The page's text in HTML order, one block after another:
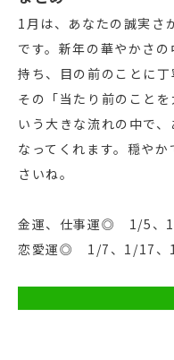
1月は、あなたの誠実さ
です。新年の華やかさ
持ち、目の前のことに丁
その「当たり前のこと
いう大きな流れの中で
なってくれます。穏や
さいね。
金運、仕事運◎ 1/5、
恋愛運◎ 1/7、1/17、